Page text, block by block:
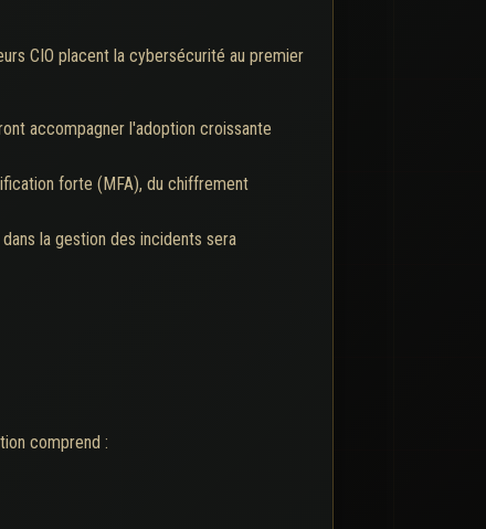
CIO placent la cybersécurité au premier
accompagner l'adoption croissante
forte (MFA), du chiffrement
la gestion des incidents sera
comprend :